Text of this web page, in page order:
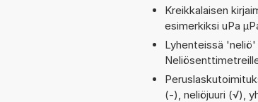
Kreikkalaisen
esimerkiksi uPa
Lyhenteissä
(-), neliöjuuri (√),